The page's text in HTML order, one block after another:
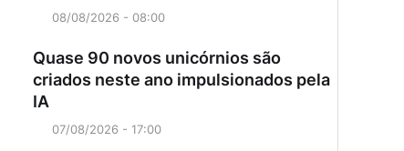
08/08/2026 - 08:00
Quase 90 novos unicórnios são
criados neste ano impulsionados pela
IA
07/08/2026 - 17:00